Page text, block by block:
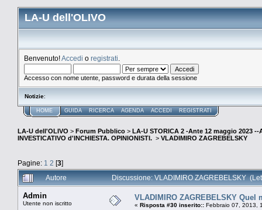
LA-U dell'OLIVO
Benvenuto!Accedi o registrati
Accesso con nome utente, password e durata della sessione
Notizie:
HOME GUIDA RICERCA AGENDA ACCEDI REGISTRATI
LA-U dell'OLIVO > Forum Pubblico > LA-U STORICA 2 -Ante 12 maggio 2023 --
INVESTICATIVO d'INCHIESTA. OPINIONISTI. > VLADIMIRO ZAGREBELSKY
Pagine: 1 2 [3]
Autore
Discussione: VLADIMIRO ZAGREBELSKY
Admin
Utente non iscritto
VLADIMIRO ZAGREBELSKY
« Risposta #30 inserito:: Febbraio 07, 2013,